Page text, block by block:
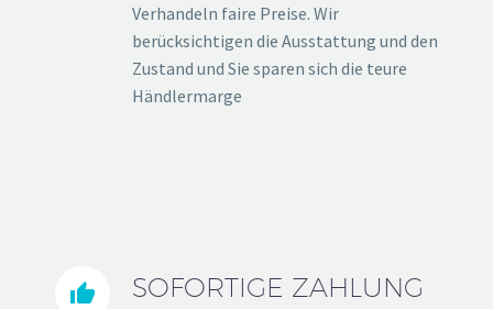
Verhandeln faire Preise. Wir
berücksichtigen die Ausstattung und den
Zustand und Sie sparen sich die teure
Händlermarge

 SOFORTIGE ZAHLUNG